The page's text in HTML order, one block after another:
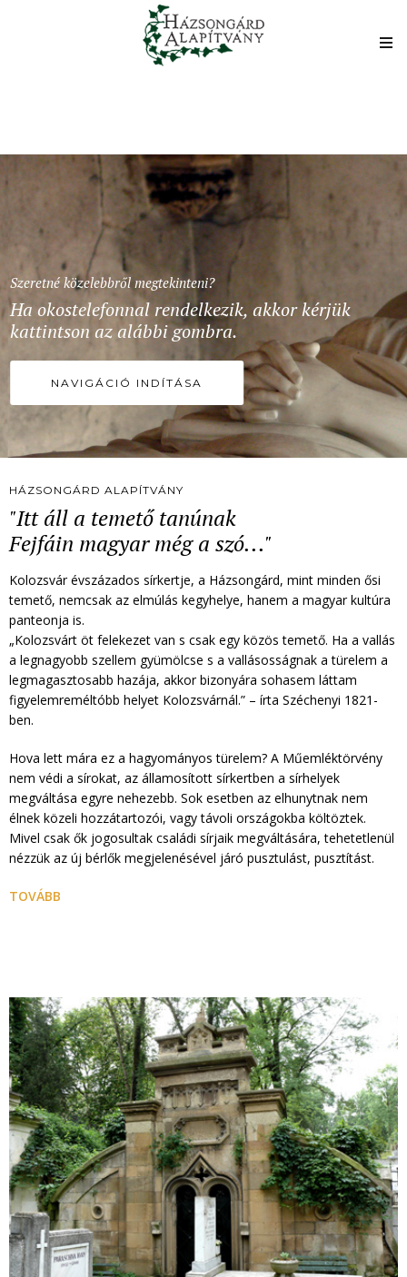
Szeretné közelebbről megtekinteni?
Ha okostelefonnal rendelkezik, akkor kérjük
kattintson az alábbi gombra.
NAVIGÁCIÓ INDÍTÁSA
HÁZSONGÁRD ALAPÍTVÁNY
"Itt áll a temető tanúnak
Fejfáin magyar még a szó..."
Kolozsvár évszázados sírkertje, a Házsongárd, mint minden ősi
temető, nemcsak az elmúlás kegyhelye, hanem a magyar kultúra
panteonja is.
„Kolozsvárt öt felekezet van s csak egy közös temető. Ha a vallás
a legnagyobb szellem gyümölcse s a vallásosságnak a türelem a
legmagasztosabb hazája, akkor bizonyára sohasem láttam
figyelemreméltóbb helyet Kolozsvárnál.” – írta Széchenyi 1821-
ben.
Hova lett mára ez a hagyományos türelem? A Műemléktörvény
nem védi a sírokat, az államosított sírkertben a sírhelyek
megváltása egyre nehezebb. Sok esetben az elhunytnak nem
élnek közeli hozzátartozói, vagy távoli országokba költöztek.
Mivel csak ők jogosultak családi sírjaik megváltására, tehetetlenül
nézzük az új bérlők megjelenésével járó pusztulást, pusztítást.
TOVÁBB